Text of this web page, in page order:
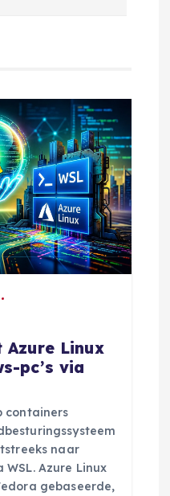
Linux
pc’s via
containers
naar
WSL. Azure Linux
gebaseerde,